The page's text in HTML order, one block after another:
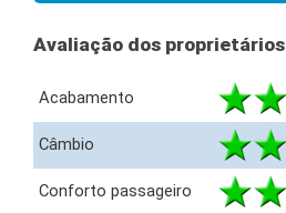
Avaliação dos proprietários
Acabamento
Câmbio
Conforto passageiro